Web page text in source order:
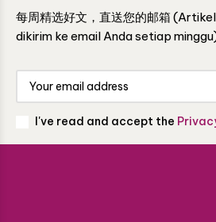
每周精选好文，直送您的邮箱
dikirim ke email Anda setiap
I've read and accept the